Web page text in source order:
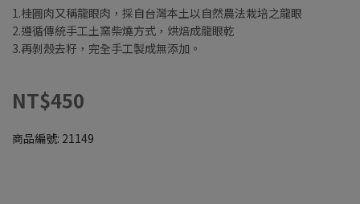
1.桂圓肉又稱龍眼肉，採自台灣本土以自然農法栽培之龍眼
2.遵循傳統手工土窯柴燒方式，烘焙成龍眼乾
3.再剝殼去籽，完全手工製成無添加。
NT$450
商品編號: 21149